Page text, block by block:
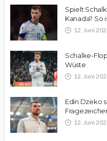
Spielt
Kanada? So
12. Juni
Schalke-
Wüste
12. Juni
Edin Dzeko
12. Juni